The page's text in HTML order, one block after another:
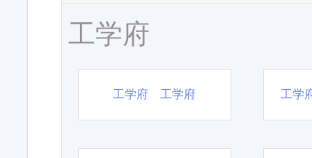
工学府
工学府 工学府 工学